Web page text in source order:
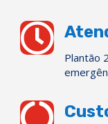

Plantão